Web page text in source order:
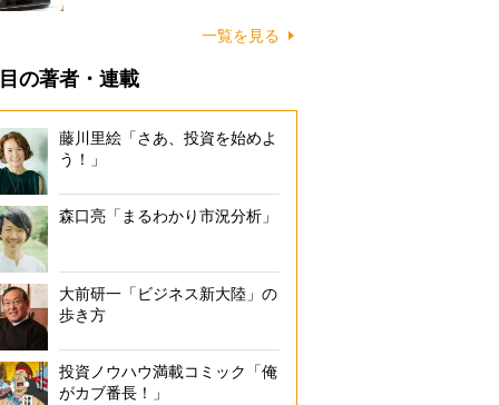
一覧を見る
の著者・連載
藤川里絵「さあ、投資を始めよ
う！」
森口亮「まるわかり市況分析」
大前研一「ビジネス新大陸」の
歩き方
投資ノウハウ満載コミック「俺
がカブ番長！」